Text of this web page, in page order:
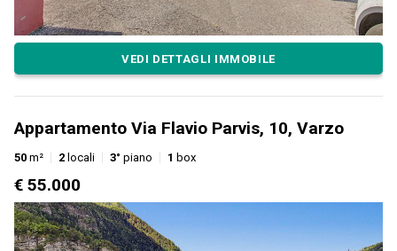
VEDI DETTAGLI IMMOBILE
Appartamento Via Flavio Parvis, 10, Varzo
50 m² 2 locali 3° piano 1 box
€ 55.000